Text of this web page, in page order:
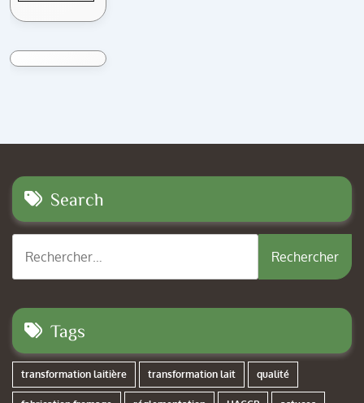
Search
Tags
transformation laitière transformation lait qualité